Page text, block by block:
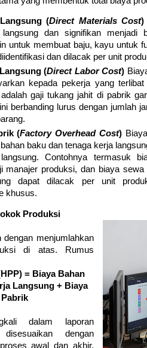
(Direct Materials Cost)
dan signifikan menjadi
untuk membuat baju, kayu untuk
dan dilacak per unit
(Direct Labor Cost)
kepada pekerja yang
gaji tukang jahit di pabrik
berbanding lurus dengan jumlah
(Factory Overhead Cost)
baku dan tenaga kerja
Contohnya termasuk
manajer produksi, dan biaya
dapat dilacak per unit
khusus.
Produksi
dengan menjumlahkan
di atas. Rumus
= Biaya Bahan
Langsung + Biaya
dalam laporan
dengan
awal dan akhir.